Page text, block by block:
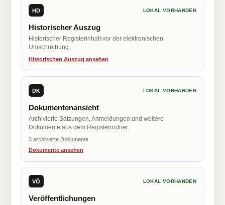
HD LOKAL VORHANDEN
Historischer Auszug
Historischer Registerinhalt vor der elektronischen
Umschreibung.
Historischen Auszug ansehen
DK LOKAL VORHANDEN
Dokumentenansicht
Archivierte Satzungen, Anmeldungen und weitere
Dokumente aus dem Registerordner.
3 archivierte Dokumente
Dokumente ansehen
VÖ LOKAL VORHANDEN
Veröffentlichungen